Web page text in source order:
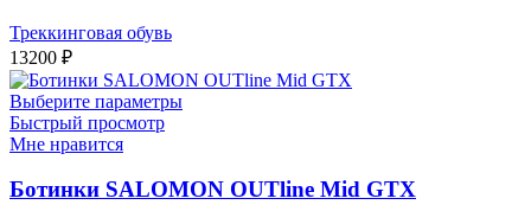
Треккинговая обувь
13200 ₽
Выберите параметры
Быстрый просмотр
Мне нравится
Ботинки SALOMON OUTline Mid GTX